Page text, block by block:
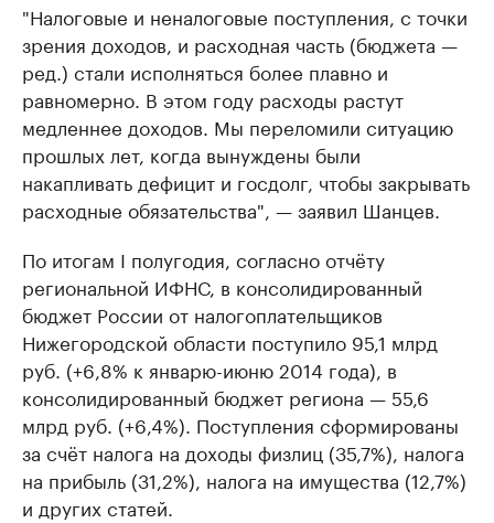
"Налоговые и неналоговые поступления, с точки
зрения доходов, и расходная часть (бюджета —
ред.) стали исполняться более плавно и
равномерно. В этом году расходы растут
медленнее доходов. Мы переломили ситуацию
прошлых лет, когда вынуждены были
накапливать дефицит и госдолг, чтобы закрывать
расходные обязательства", — заявил Шанцев.
По итогам I полугодия, согласно отчёту
региональной ИФНС, в консолидированный
бюджет России от налогоплательщиков
Нижегородской области поступило 95,1 млрд
руб. (+6,8% к январю-июню 2014 года), в
консолидированный бюджет региона — 55,6
млрд руб. (+6,4%). Поступления сформированы
за счёт налога на доходы физлиц (35,7%), налога
на прибыль (31,2%), налога на имущества (12,7%)
и других статей.